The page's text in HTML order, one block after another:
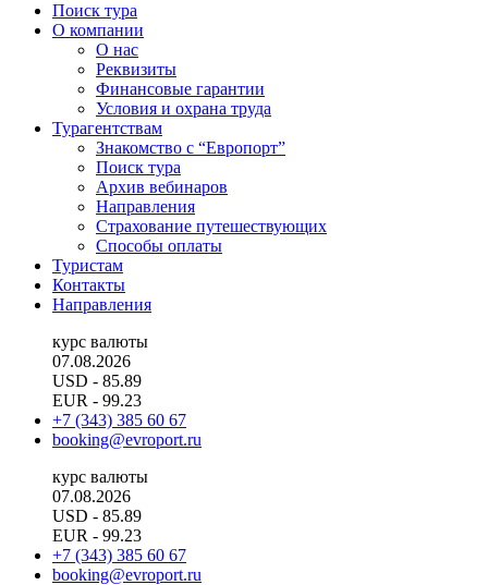
Поиск тура
О компании
О нас
Реквизиты
Финансовые гарантии
Условия и охрана труда
Турагентствам
Знакомство с “Европорт”
Поиск тура
Архив вебинаров
Направления
Страхование путешествующих
Способы оплаты
Туристам
Контакты
Направления
курс валюты
07.08.2026
USD - 85.89
EUR - 99.23
+7 (343) 385 60 67
booking@evroport.ru
курс валюты
07.08.2026
USD - 85.89
EUR - 99.23
+7 (343) 385 60 67
booking@evroport.ru